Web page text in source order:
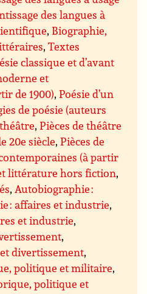
des langues à
, Biographie,
,Textes
classique et d’avant
et
de 1900),Poésie d’un
de poésie (auteurs
,Pièces de théâtre
20e siècle,Pièces de
(à partir
littérature hors fiction,
,Autobiographie :
: affaires et industrie,
et industrie,
,
divertissement,
politique et militaire,
politique et